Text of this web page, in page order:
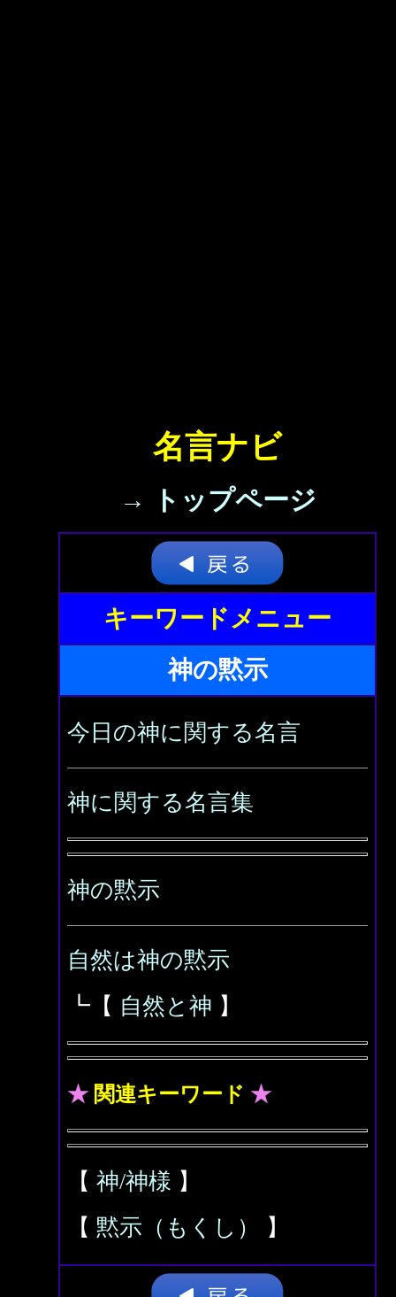
名言ナビ
→ トップページ
キーワードメニュー
神の黙示
今日の神に関する名言
神に関する名言集
神の黙示
自然は神の黙示
┗【 自然と神 】
★ 関連キーワード ★
【 神/神様 】
【 黙示（もくし） 】